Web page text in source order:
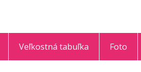
Veľkostná tabuľka Foto